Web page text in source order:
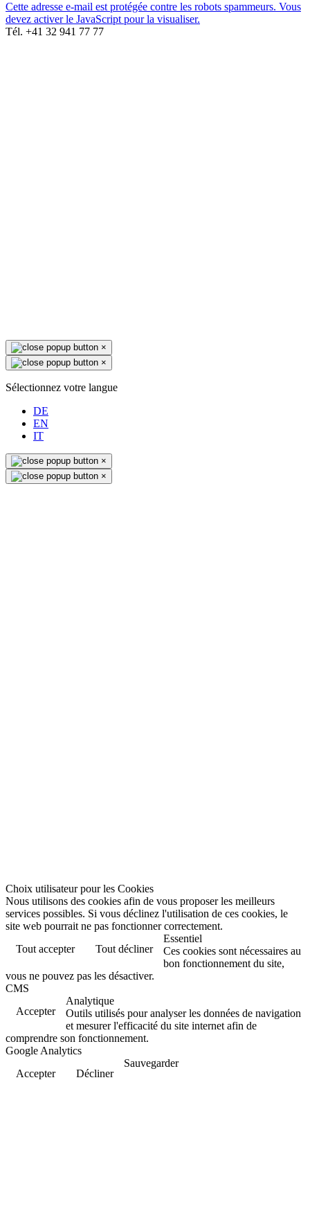
Cette adresse e-mail est protégée contre les robots spammeurs. Vous
devez activer le JavaScript pour la visualiser.
Tél. +41 32 941 77 77
×
×
Sélectionnez votre langue
DE
EN
IT
×
×
Choix utilisateur pour les Cookies
Nous utilisons des cookies afin de vous proposer les meilleurs
services possibles. Si vous déclinez l'utilisation de ces cookies, le
site web pourrait ne pas fonctionner correctement.
Tout accepter
Tout décliner
Essentiel
Ces cookies sont nécessaires au
bon fonctionnement du site,
vous ne pouvez pas les désactiver.
CMS
Accepter
Analytique
Outils utilisés pour analyser les données de navigation
et mesurer l'efficacité du site internet afin de
comprendre son fonctionnement.
Google Analytics
Accepter
Décliner
Sauvegarder